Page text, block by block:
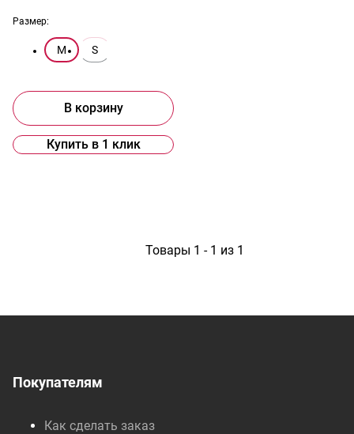
Размер:
M S
В корзину
Купить в 1 клик
Товары 1 - 1 из 1
Покупателям
Как сделать заказ